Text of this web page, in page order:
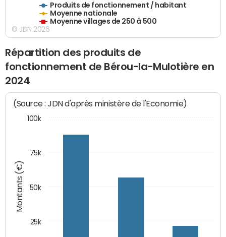
Produits de fonctionnement / habitant
Moyenne nationale
Moyenne villages de 250 à 500
© JDN 2026
Répartition des produits de
fonctionnement de Bérou-la-Mulotière en
2024
Montants (€)
(Source : JDN d'après ministère de l'Economie)
100k
25k
50k
75k